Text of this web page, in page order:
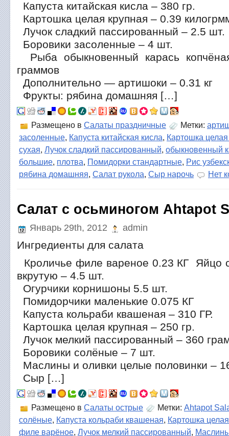
Капуста китайская кисла – 380 гр.
Картошка целая крупная – 0.39
Лучок сладкий пассированный – 2.5 шт.
Боровики засоленные – 4 шт.
Рыба обыкновенный карась
граммов
Дополнительно — артишоки – 0.31 кг
Фрукты: рябина домашняя […]
Размещено в Салаты праздничные Метки:
засоленные, Капуста китайская кисла, Картошка
сухая, Лучок сладкий пассированный, обыкновенный
большие, плотва, Помидорки стандартные, Рис
рябина домашняя, Салат рукола, Сыр нарочь Нет
Салат с осьминогом Ahtapot
Январь 29th, 2012 admin
Ингредиенты для салата
Кроличье филе вареное 0.23 КГ Яйцо
вкрутую – 4.5 шт.
Огурчики корнишоны 5.5 шт.
Помидорчики маленькие 0.075 КГ
Капуста кольраби квашеная – 310 ГР.
Картошка целая крупная – 250 гр.
Лучок мелкий пассированный – 360
Боровики солёные – 7 шт.
Маслины и оливки целые половинки –
Сыр […]
Размещено в Салаты острые Метки: Ahtapot
солёные, Капуста кольраби квашеная, Картошка
филе варёное, Лучок мелкий пассированный,